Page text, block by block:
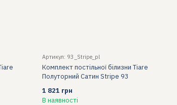
Артикул: 93_Stripe_pl
Комплект постільної білизни Tiare
Полуторний Сатин Stripe 93
1 821 грн
В наявності